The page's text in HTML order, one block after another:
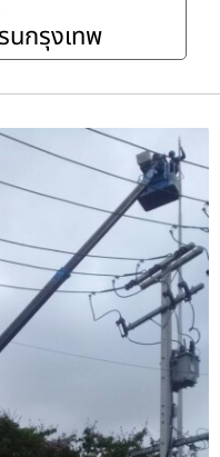
นกรุงเทพ